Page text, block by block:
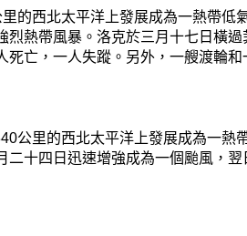
的西北太平洋上發展成為一熱帶低
烈熱帶風暴。洛克於三月十七日橫
死亡，一人失蹤。另外，一艘渡輪和
公里的西北太平洋上發展成為一熱
十四日迅速增強成為一個颱風，